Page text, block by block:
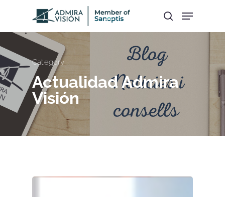
Hit enter to search or ESC to close
Category
Actualidad Admira
Visión